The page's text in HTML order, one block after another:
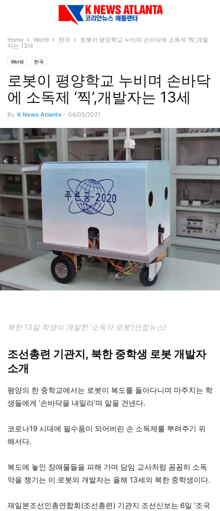
Home World 한국
로봇이 평양학교 누비며 손바닥에 소독제 ‘찍’,개발
자는 13세
World 한국
로봇이 평양학교 누비며 손바닥
에 소독제 ‘찍’,개발자는 13세
By K News Atlanta - 06/05/2021
북한 13살 학생이 개발한 ‘소독약 로봇'(연합뉴스)
조선총련 기관지, 북한 중학생 로봇 개발자
소개
평양의 한 중학교에서는 로봇이 복도를 돌아다니며 마주치는 학
생들에게 ‘손바닥을 내밀라’며 말을 건넨다.
코로나19 시대에 필수품이 되어버린 손 소독제를 뿌려주기 위
해서다.
복도에 놓인 장애물들을 피해 가며 담임 교사처럼 꼼꼼히 소독
약을 챙기는 이 로봇의 개발자는 올해 13세의 북한 중학생이다.
재일본조선인총연합회(조선총련) 기관지 조선신보는 6일 ‘조국